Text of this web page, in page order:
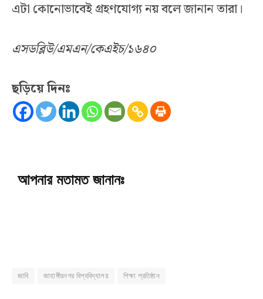
এটা কোনোভাবেই গ্রহণযোগ্য নয় বলে জানান তারা।
এসডব্লিউ/এমএন/কেএইচ/১৬৪০
ছড়িয়ে দিনঃ
আপনার মতামত জানানঃ
জাবি জাহাঙ্গীরনগর বিশ্ববিদ্যালয় শিক্ষা প্রতিষ্ঠান